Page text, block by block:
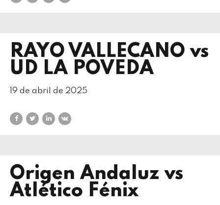
RAYO VALLECANO vs
UD LA POVEDA
19 de abril de 2025
Origen Andaluz vs
Atlético Fénix